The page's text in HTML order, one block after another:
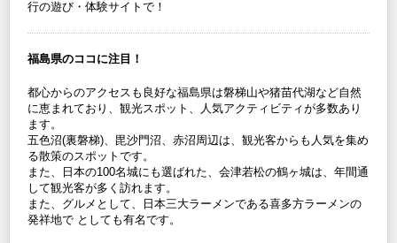
行の遊び・体験サイトで！
福島県のココに注目！
都心からのアクセスも良好な福島県は磐梯山や猪苗代湖など自然
に恵まれており、観光スポット、人気アクティビティが多数あり
ます。
五色沼(裏磐梯)、毘沙門沼、赤沼周辺は、観光客からも人気を集め
る散策のスポットです。
また、日本の100名城にも選ばれた、会津若松の鶴ヶ城は、年間通
して観光客が多く訪れます。
また、グルメとして、日本三大ラーメンである喜多方ラーメンの
発祥地で としても有名です。